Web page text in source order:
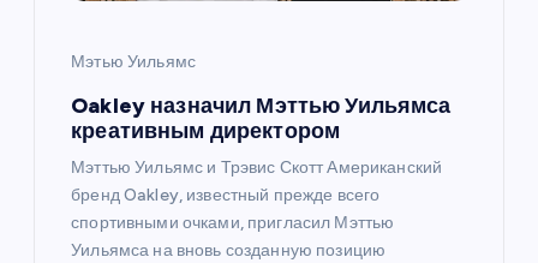
Мэтью Уильямс
Oakley назначил Мэттью Уильямса
креативным директором
Мэттью Уильямс и Трэвис Скотт Американский
бренд Oakley, известный прежде всего
спортивными очками, пригласил Мэттью
Уильямса на вновь созданную позицию